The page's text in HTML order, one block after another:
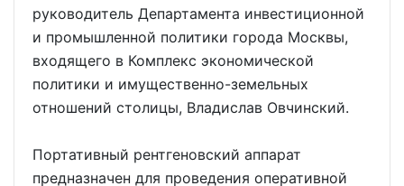
руководитель Департамента инвестиционной
и промышленной политики города Москвы,
входящего в Комплекс экономической
политики и имущественно-земельных
отношений столицы, Владислав Овчинский.
Портативный рентгеновский аппарат
предназначен для проведения оперативной